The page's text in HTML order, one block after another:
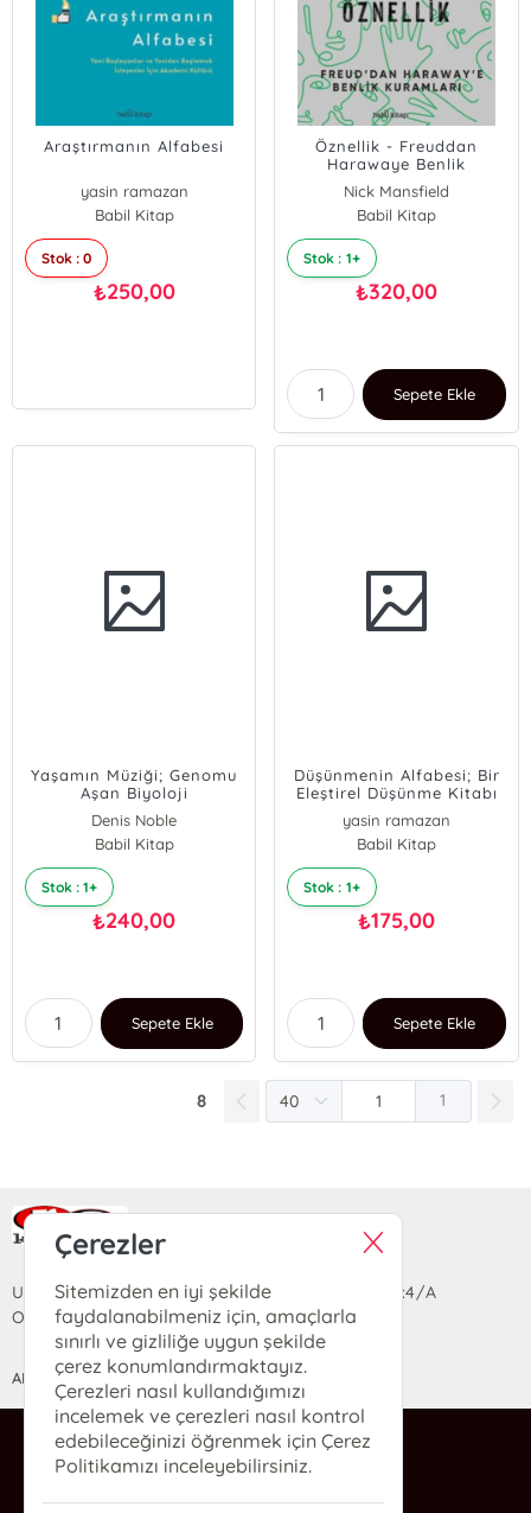
Araştırmanın Alfabesi
yasin ramazan
Babil Kitap
Stok : 0
₺250,00
Öznellik - Freuddan
Harawaye Benlik
Kuramları
Nick Mansfield
Babil Kitap
Stok : 1+
₺320,00
Sepete Ekle
Yaşamın Müziği; Genomu
Aşan Biyoloji
Denis Noble
Babil Kitap
Stok : 1+
₺240,00
Sepete Ekle
Düşünmenin Alfabesi; Bir
Eleştirel Düşünme Kitabı
yasin ramazan
Babil Kitap
Stok : 1+
₺175,00
Sepete Ekle
8 1
Ra Yayın Kitabevi
Uzun Sokak Saray Çarşısı Lara Sineması Girişi No:4/A
Ortahisar/TRABZON
ANASAYFA YARDIM İLETİŞİM
ra@rakitap.com
0(462) 326 49 71
Çerezler
Sitemizden en iyi şekilde
faydalanabilmeniz için, amaçlarla
sınırlı ve gizliliğe uygun şekilde
çerez konumlandırmaktayız.
Çerezleri nasıl kullandığımızı
incelemek ve çerezleri nasıl kontrol
edebileceğinizi öğrenmek için Çerez
Politikamızı inceleyebilirsiniz.